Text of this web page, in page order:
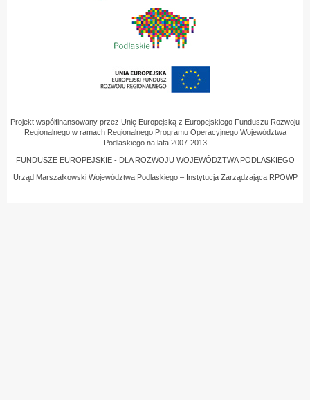
Projekt współfinansowany przez Unię Europejską z Europejskiego Funduszu Rozwoju
Regionalnego w ramach Regionalnego Programu Operacyjnego Województwa
Podlaskiego na lata 2007-2013
FUNDUSZE EUROPEJSKIE - DLA ROZWOJU WOJEWÓDZTWA PODLASKIEGO
Urząd Marszałkowski Województwa Podlaskiego – Instytucja Zarządzająca RPOWP